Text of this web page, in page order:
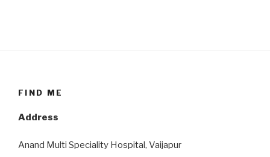
FIND ME
Address
Anand Multi Speciality Hospital, Vaijapur